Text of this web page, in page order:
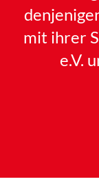
mit ihrer
e.V.